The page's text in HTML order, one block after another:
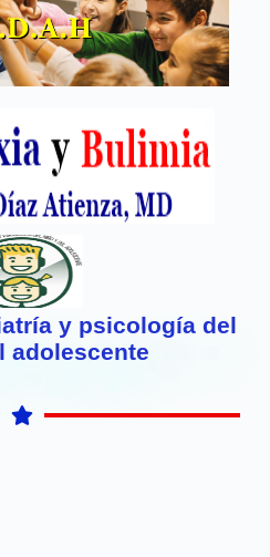
y psicología del
adolescente